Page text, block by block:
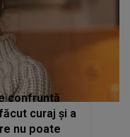
confruntă
curaj și a
nu poate